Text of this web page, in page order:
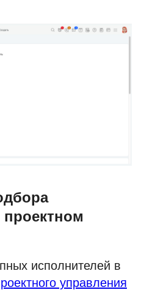
исполнителей в
управления